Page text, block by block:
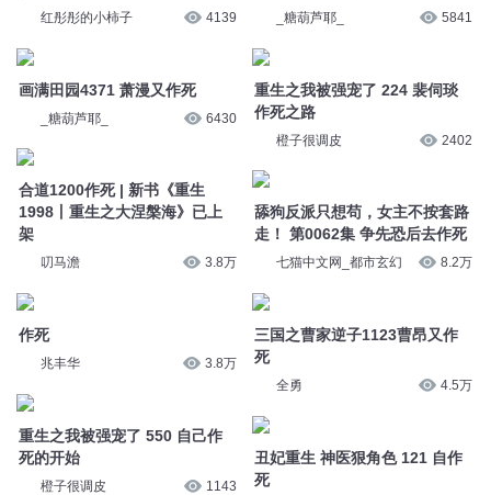
红彤彤的小柿子 4139
画满田园4371 萧漫又作死
_糖葫芦耶_ 6430
合道1200作死 | 新书《重生
1998丨重生之大涅槃海》已上
架
叨马澹 3.8万
作死
兆丰华 3.8万
重生之我被强宠了 550 自己作
死的开始
橙子很调皮 1143
_糖葫芦耶_ 5841
重生之我被强宠了 224 裴伺琰
作死之路
橙子很调皮 2402
舔狗反派只想苟，女主不按套路
走！ 第0062集 争先恐后去作死
七猫中文网_都市玄幻 8.2万
三国之曹家逆子1123曹昂又作
死
全勇 4.5万
丑妃重生 神医狠角色 121 自作
死